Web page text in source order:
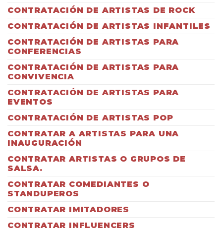
CONTRATACIÓN DE ARTISTAS DE ROCK
CONTRATACIÓN DE ARTISTAS INFANTILES
CONTRATACIÓN DE ARTISTAS PARA
CONFERENCIAS
CONTRATACIÓN DE ARTISTAS PARA
CONVIVENCIA
CONTRATACIÓN DE ARTISTAS PARA
EVENTOS
CONTRATACIÓN DE ARTISTAS POP
CONTRATAR A ARTISTAS PARA UNA
INAUGURACIÓN
CONTRATAR ARTISTAS O GRUPOS DE
SALSA.
CONTRATAR COMEDIANTES O
STANDUPEROS
CONTRATAR IMITADORES
CONTRATAR INFLUENCERS